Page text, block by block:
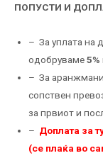
ПОПУСТИ И
– За уплата на
одобруваме5%
– За
сопствен
за првиот и
– Доплата за
(се плаќа во